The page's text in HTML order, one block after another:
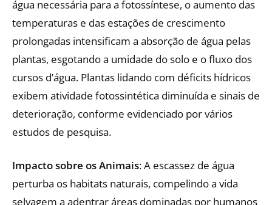
água necessária para a fotossíntese, o aumento das
temperaturas e das estações de crescimento
prolongadas intensificam a absorção de água pelas
plantas, esgotando a umidade do solo e o fluxo dos
cursos d’água. Plantas lidando com déficits hídricos
exibem atividade fotossintética diminuída e sinais de
deterioração, conforme evidenciado por vários
estudos de pesquisa.
Impacto sobre os Animais: A escassez de água
perturba os habitats naturais, compelindo a vida
selvagem a adentrar áreas dominadas por humanos